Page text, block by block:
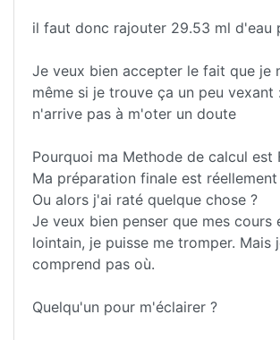
il faut donc rajouter 29.53 ml d'eau
Je veux bien accepter le fait que je
même si je trouve ça un peu vexant
n'arrive pas à m'oter un doute
Pourquoi ma Methode de calcul est
Ma préparation finale est
Ou alors j'ai raté quelque chose ?
Je veux bien penser que mes cours
lointain, je puisse me tromper. Mais
comprend pas où.
Quelqu'un pour m'éclairer ?